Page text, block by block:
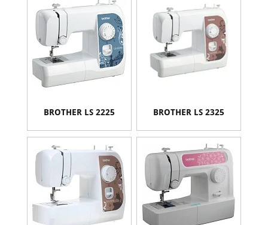
BROTHER LS 2225 BROTHER LS 2325